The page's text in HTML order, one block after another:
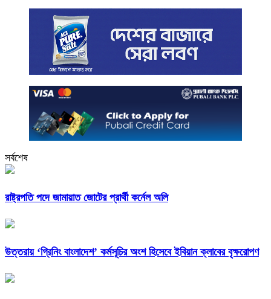
সর্বশেষ
রাষ্ট্রপতি পদে জামায়াত জোটের প্রার্থী কর্নেল অলি
উত্তরায় ‘গ্রিনিং বাংলাদেশ’ কর্মসূচির অংশ হিসেবে ইবিয়ান ক্লাবের বৃক্ষরোপণ